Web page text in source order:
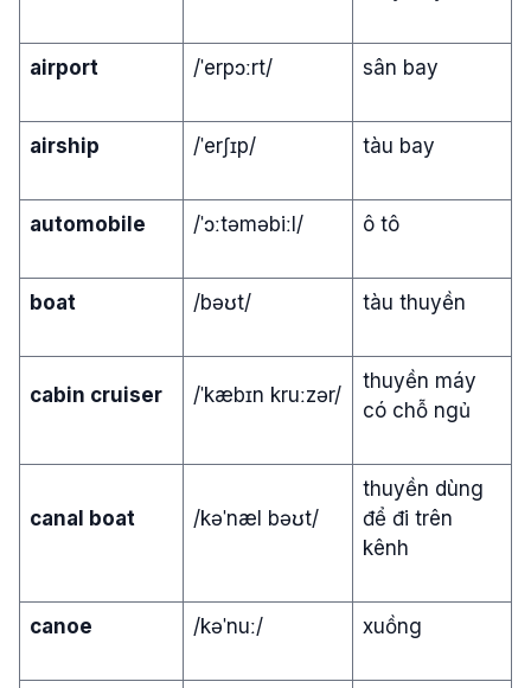
airport /ˈerpɔːrt/ sân bay
airship /ˈerʃɪp/ tàu bay
automobile /ˈɔːtəməbiːl/ ô tô
boat /bəʊt/ tàu thuyền
cabin cruiser /ˈkæbɪn kruːzər/
thuyền máy
có chỗ ngủ
canal boat /kəˈnæl bəʊt/
thuyền dùng
để đi trên
kênh
canoe /kəˈnuː/ xuồng